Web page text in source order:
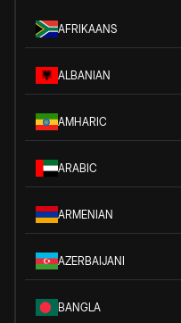
AFRIKAANS
ALBANIAN
AMHARIC
ARABIC
ARMENIAN
AZERBAIJANI
BANGLA